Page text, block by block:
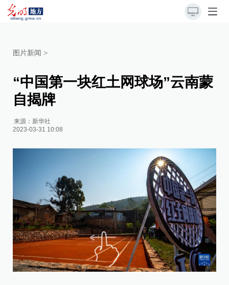
图片新闻 >
“中国第一块红土网球场”云南蒙
自揭牌
来源： 新华社
2023-03-31 10:08